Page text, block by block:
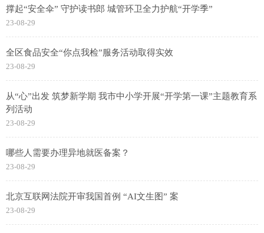
撑起“安全伞” 守护读书郎 城管环卫全力护航“开学季”
23-08-29
全区食品安全“你点我检”服务活动取得实效
23-08-29
从“心”出发 筑梦新学期 我市中小学开展“开学第一课”主题教育系
列活动
23-08-29
哪些人需要办理异地就医备案？
23-08-29
北京互联网法院开审我国首例 “AI文生图” 案
23-08-29